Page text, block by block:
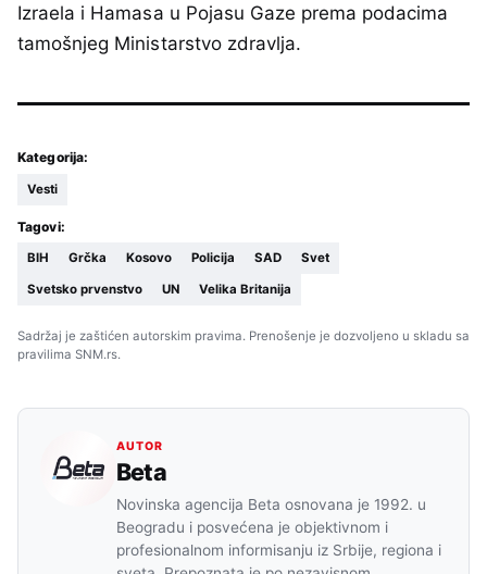
Izraela i Hamasa u Pojasu Gaze prema podacima
tamošnjeg Ministarstvo zdravlja.
Kategorija:
Vesti
Tagovi:
BIH Grčka Kosovo Policija SAD Svet
Svetsko prvenstvo UN Velika Britanija
Sadržaj je zaštićen autorskim pravima. Prenošenje je dozvoljeno u skladu sa
pravilima SNM.rs.
AUTOR
Beta
Novinska agencija Beta osnovana je 1992. u
Beogradu i posvećena je objektivnom i
profesionalnom informisanju iz Srbije, regiona i